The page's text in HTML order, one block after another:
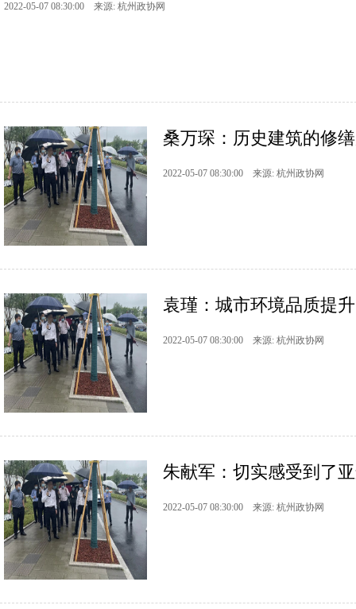
2022-05-07 08:30:00 来源: 杭州政协网
桑万琛：历史建筑的修
2022-05-07 08:30:00 来源: 杭州政协网
袁瑾：城市环境品质提
2022-05-07 08:30:00 来源: 杭州政协网
朱献军：切实感受到了
2022-05-07 08:30:00 来源: 杭州政协网